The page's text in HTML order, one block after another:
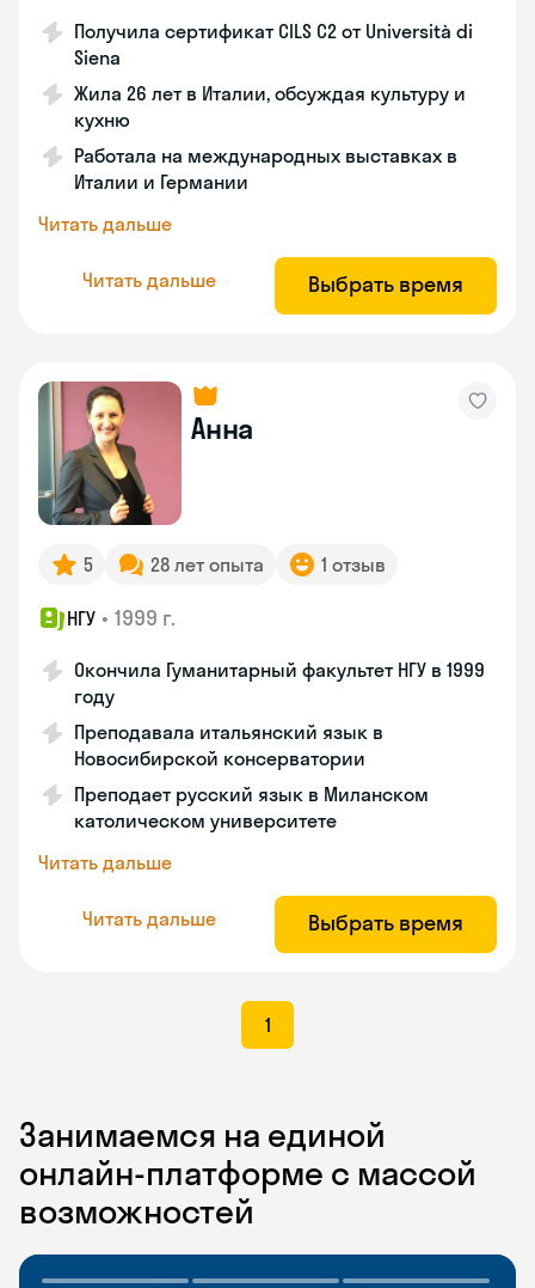
Получила сертификат CILS C2 от Università di
Siena
Жила 26 лет в Италии, обсуждая культуру и
кухню
Работала на международных выставках в
Италии и Германии
Читать дальше
Читать дальше Выбрать время
Анна
5 28 лет опыта 1 отзыв
НГУ • 1999 г.
Окончила Гуманитарный факультет НГУ в 1999
году
Преподавала итальянский язык в
Новосибирской консерватории
Преподает русский язык в Миланском
католическом университете
Читать дальше
Читать дальше Выбрать время
1
Занимаемся на единой
онлайн-платформе с массой
возможностей